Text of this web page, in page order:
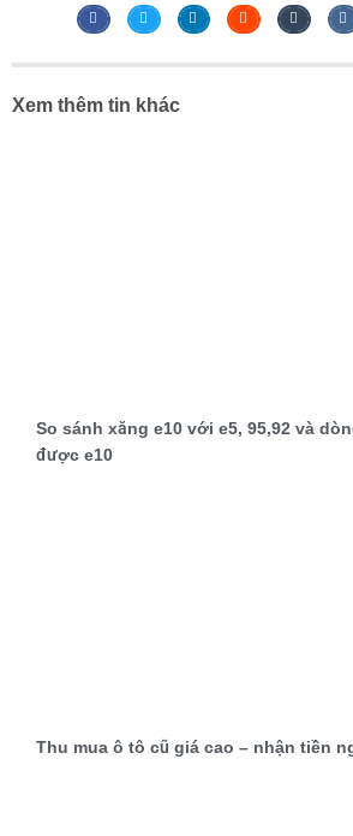
Xem thêm tin khác
So sánh xăng e10 với e5, 95,92 và
được e10
Thu mua ô tô cũ giá cao – nhận tiền